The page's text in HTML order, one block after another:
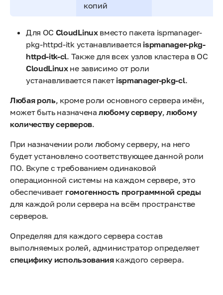
копий
Для ОС CloudLinuxвместо пакета ispmanager-
pkg-httpd-itk устанавливается ispmanager-pkg-
httpd-itk-cl. Также для всех узлов кластера в ОС
CloudLinuxне зависимо от роли
устанавливается пакет ispmanager-pkg-cl.
Любая роль, кроме роли основного сервера имён,
может быть назначеналюбому серверу,любому
количеству серверов.
При назначении роли любому серверу, на него
будет установлено соответствующее данной роли
ПО. Вкупе с требованием одинаковой
операционной системы на каждом сервере, это
обеспечивает гомогенность программной среды
для каждой роли сервера на всём пространстве
серверов.
Определяя для каждого сервера состав
выполняемых ролей, администратор определяет
специфику использованиякаждого сервера.